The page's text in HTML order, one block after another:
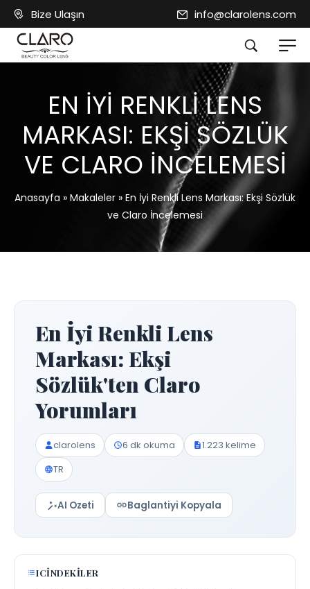
Bize Ulaşın info@clarolens.com
EN İYI RENKLI LENS
MARKASI: EKŞI SÖZLÜK
VE CLARO İNCELEMESI
Anasayfa » Makaleler » En İyi Renkli Lens Markası: Ekşi Sözlük
ve Claro İncelemesi
En İyi Renkli Lens
Markası: Ekşi
Sözlük'ten Claro
Yorumları
clarolens 6 dk okuma
1.223 kelime
TR
AI Ozeti Baglantiyi Kopyala
ICINDEKILER